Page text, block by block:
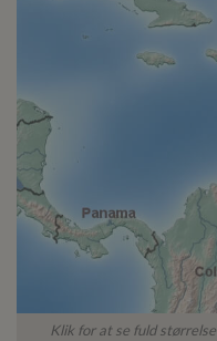
Klik for at se fuld størrelse